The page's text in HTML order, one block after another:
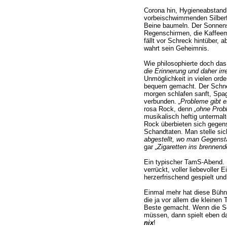
Corona hin,
vorbeischwimmenden
Beine baumeln. Der
Regenschirmen, die
fällt vor Schreck hintüber,
wahrt sein Geheimnis.
Wie philosophierte doch
die Erinnerung und daher
Unmöglichkeit in vielen
bequem gemacht. Der
morgen schlafen sanft,
verbunden. „Probleme gibt
rosa Rock, denn „ohne
musikalisch heftig
Rock überbieten sich
Schandtaten. Man stelle
abgestellt, wo man
gar „Zigaretten ins
Ein typischer TamS-
verrückt, voller liebevoller
herzerfrischend gespielt
Einmal mehr hat diese
die ja vor allem die kleinen
Beste gemacht. Wenn die
müssen, dann spielt eben
nix!